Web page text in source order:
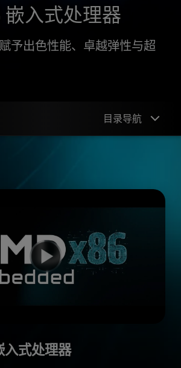
嵌入式处理器
予出色性能、卓越弹性与超
目录导航
应用
资源和支持
式处理器